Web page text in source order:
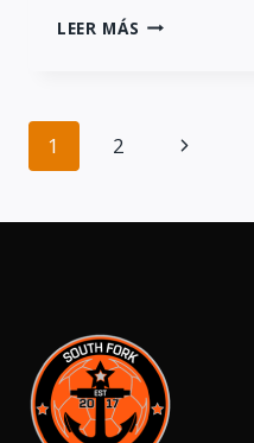
LEER MÁS WOMEN
Navegación
de
1 2
Siguiente